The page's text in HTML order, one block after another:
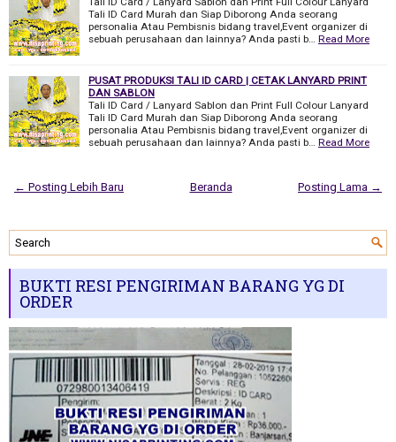
Tali ID Card Murah dan Siap Diborong Anda seorang
personalia Atau Pembisnis bidang travel,Event organizer di
sebuah perusahaan dan lainnya? Anda pasti b… Read More
PUSAT PRODUKSI TALI ID CARD | CETAK LANYARD PRINT
DAN SABLON
Tali ID Card / Lanyard Sablon dan Print Full Colour Lanyard
Tali ID Card Murah dan Siap Diborong Anda seorang
personalia Atau Pembisnis bidang travel,Event organizer di
sebuah perusahaan dan lainnya? Anda pasti b… Read More
← Posting Lebih Baru Posting Lama →
Beranda
BUKTI RESI PENGIRIMAN BARANG YG DI
ORDER